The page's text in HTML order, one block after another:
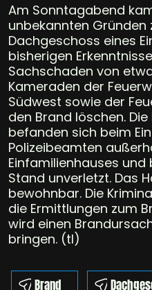
Am Sonntagabend
unbekannten Gründen
Dachgeschoss eines
bisherigen
Sachschaden von
Kameraden der
Südwest sowie der
den Brand löschen.
befanden sich beim
Polizeibeamten
Einfamilienhauses
Stand unverletzt. Das
bewohnbar. Die
die Ermittlungen zum
wird einen
bringen. (tl)
Brand